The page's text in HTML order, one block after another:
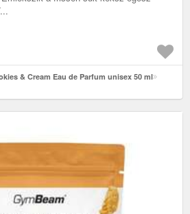
& Cream Eau de Parfum unisex 50 ml